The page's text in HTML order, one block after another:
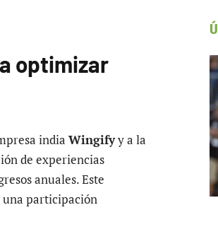
optimizar
india Wingifyy a la
de experiencias
anuales. Este
una participación